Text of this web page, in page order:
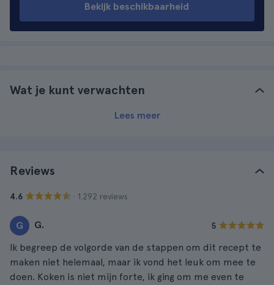
Bekijk beschikbaarheid
Wat je kunt verwachten
Lees meer
Reviews
4.6 · 1.292 reviews
G G. 5
Ik begreep de volgorde van de stappen om dit recept te
maken niet helemaal, maar ik vond het leuk om mee te
doen. Koken is niet mijn forte, ik ging om me even te